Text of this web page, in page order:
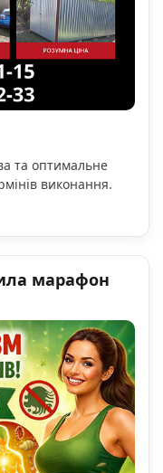
та оптимальне
виконання.
марафон